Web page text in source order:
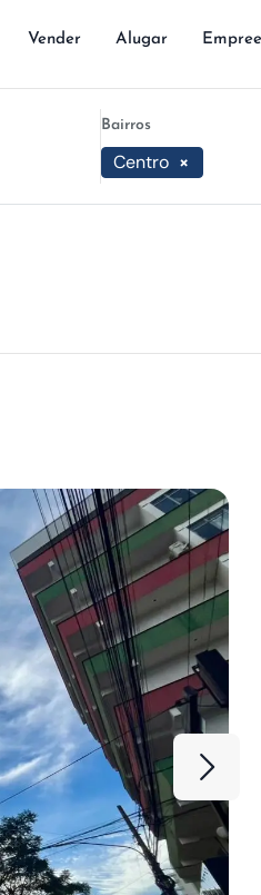
Vender Alugar
Bairros
×
Centro